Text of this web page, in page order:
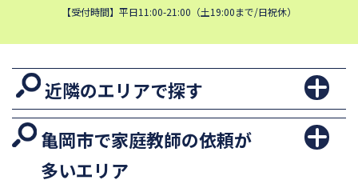
【受付時間】平日11:00-21:00（土19:00まで/日祝休）
近隣のエリアで探す
亀岡市で家庭教師の依頼が
多いエリア